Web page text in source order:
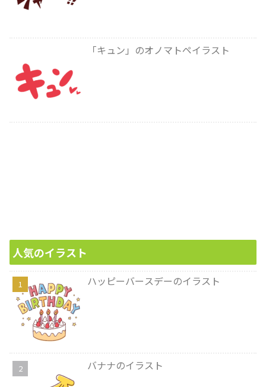
「キュン」のオノマトペイラスト
人気のイラスト
ハッピーバースデーのイラスト
バナナのイラスト